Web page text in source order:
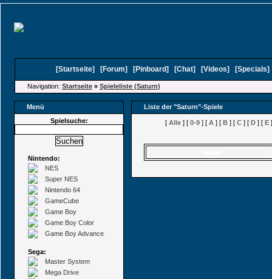
[Startseite] [Forum] [Pinboard] [Chat] [Videos] [Specials
Navigation: Startseite» Spieleliste (Saturn)
Menü
Liste der "Saturn"-Spiele
Spielsuche:
Nintendo:
NES
Super NES
Nintendo 64
GameCube
Game Boy
Game Boy Color
Game Boy Advance
Sega:
Master System
Mega Drive
[ Alle ] [ 0-9 ] [ A ] [ B ] [ C ] [ D ] [ E